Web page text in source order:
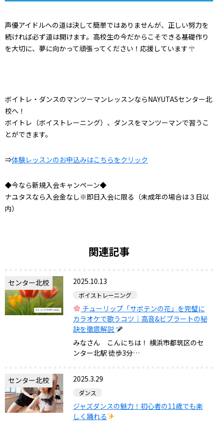
声優アイドルへの道は決して簡単ではありませんが、正しい努力を
続ければ必ず道は開けます。高校生の今だからこそできる基礎作り
を大切に、夢に向かって頑張ってください！応援しています
ボイトレ・ダンスのマンツーマンレッスンならNAYUTASセンター北
校へ！
ボイトレ（ボイストレーニング）、ダンスをマンツーマンで習うこ
とができます。
⇒体験レッスンのお申込みはこちらをクリック
◆今なら新規入会キャンペーン◆
ナユタスなら入会金なし※即日入会に限る（未成年の場合は３日以
内）
関連記事
センター北校 2025.10.13
ボイストレーニング
チューリップ「サボテンの花」を完璧に
カラオケで歌うコツ｜高音&ビブラートの秘
訣を徹底解説
みなさん こんにちは！ 横浜市都筑区のセ
ンター北駅 徒歩3分…
センター北校 2025.3.29
ダンス
ジャズダンスの魅力！初心者の11歳でも楽
しく踊れる